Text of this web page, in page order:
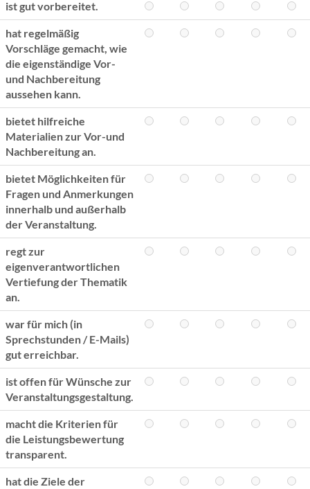
ist gut vorbereitet.
hat regelmäßig
Vorschläge gemacht, wie
die eigenständige Vor-
und Nachbereitung
aussehen kann.
bietet hilfreiche
Materialien zur Vor-und
Nachbereitung an.
bietet Möglichkeiten für
Fragen und Anmerkungen
innerhalb und außerhalb
der Veranstaltung.
regt zur
eigenverantwortlichen
Vertiefung der Thematik
an.
war für mich (in
Sprechstunden / E-Mails)
gut erreichbar.
ist offen für Wünsche zur
Veranstaltungsgestaltung.
macht die Kriterien für
die Leistungsbewertung
transparent.
hat die Ziele der